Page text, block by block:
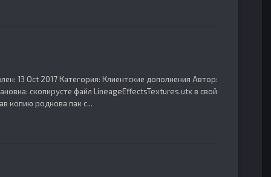
13 Oct 2017 Категория: Клиентские дополнения Автор:
скопирусте файл LineageEffectsTextures.utx в свой
копию роднова пак с...